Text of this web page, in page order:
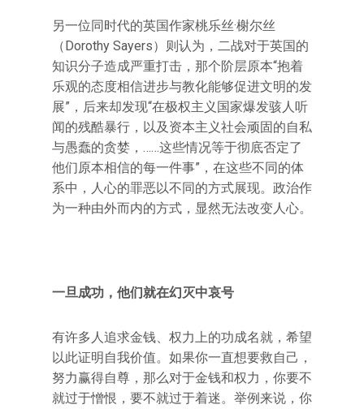
另一位同时代的英国作家桃乐丝·榭尔丝
（Dorothy Sayers）则认为，二战对于英国的
知识分子造成严重打击，那个阶层原本“抱着
乐观的态度相信进步与教化能够促进文明的发
展”，后来却发现“在极权主义国家爆发骇人听
闻的残酷暴行，以及资本主义社会顽固的自私
与愚蠢的贪婪，……这些情况等于彻底否定了
他们原本相信的每一件事”，在这些不同的体
系中，人心的罪恶以不同的方式展现。政治作
为一种由外而内的方式，显然无法改变人心。
一旦成功，他们就在幻灭中哀号
有许多人追求金钱、权力上的功成名就，希望
以此证明自我价值。如果你一直想要救自己，
努力赢得自尊，那么对于金钱和权力，你要不
就过于憎恨，要不就过于着迷。举例来说，你